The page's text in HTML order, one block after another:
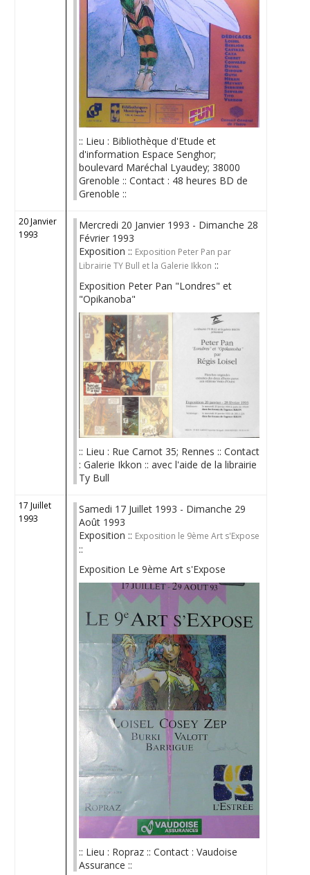
:: Lieu : Bibliothèque d'Etude et
d'information Espace Senghor;
boulevard Maréchal Lyaudey; 38000
Grenoble :: Contact : 48 heures BD de
Grenoble ::
20 Janvier
1993
Mercredi 20 Janvier 1993 - Dimanche 28
Février 1993
Exposition :: Exposition Peter Pan par
Librairie TY Bull et la Galerie Ikkon ::
Exposition Peter Pan "Londres" et
"Opikanoba"
:: Lieu : Rue Carnot 35; Rennes :: Contact
: Galerie Ikkon :: avec l'aide de la librairie
Ty Bull
17 Juillet
1993
Samedi 17 Juillet 1993 - Dimanche 29
Août 1993
Exposition :: Exposition le 9ème Art s'Expose
::
Exposition Le 9ème Art s'Expose
:: Lieu : Ropraz :: Contact : Vaudoise
Assurance ::